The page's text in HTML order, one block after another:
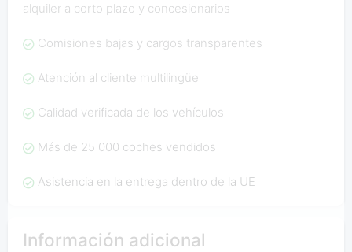
alquiler a corto plazo y concesionarios
Comisiones bajas y cargos transparentes
Atención al cliente multilingüe
Calidad verificada de los vehículos
Más de 25 000 coches vendidos
Asistencia en la entrega dentro de la UE
Información adicional